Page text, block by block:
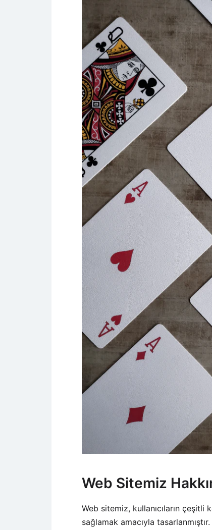
Web Sitemiz
Web sitemiz, kullanıcıların çeşitli
sağlamak amacıyla